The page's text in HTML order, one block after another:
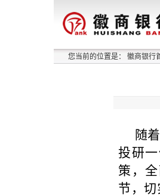
您当前的位置是： 徽商银行